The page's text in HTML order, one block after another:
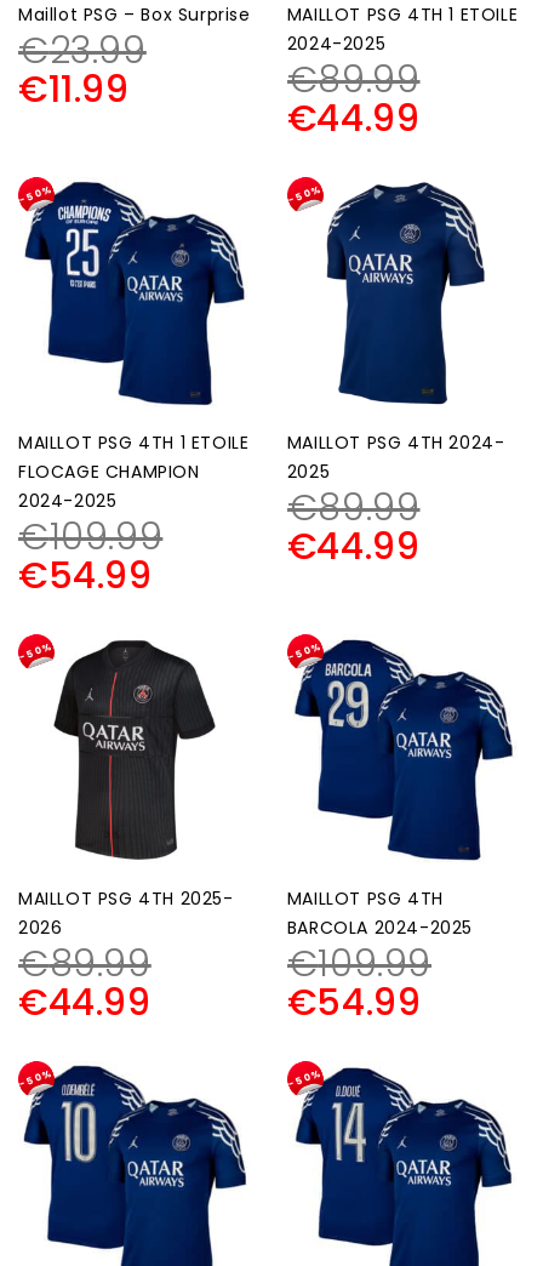
Maillot PSG – Box Surprise
€23.99
€11.99
MAILLOT PSG 4TH 1 ETOILE
2024-2025
€89.99
€44.99
-50%
MAILLOT PSG 4TH 1 ETOILE
FLOCAGE CHAMPION
2024-2025
€109.99
€54.99
-50%
MAILLOT PSG 4TH 2024-
2025
€89.99
€44.99
-50%
MAILLOT PSG 4TH 2025-
2026
€89.99
€44.99
-50%
MAILLOT PSG 4TH
BARCOLA 2024-2025
€109.99
€54.99
-50% -50%